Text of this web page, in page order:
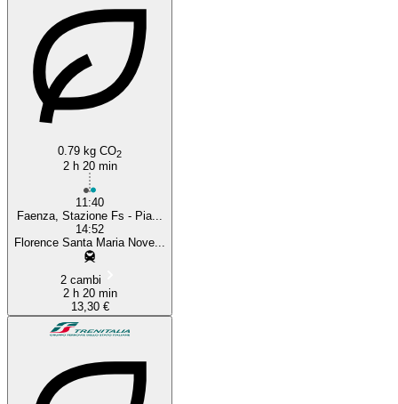
0.79 kg CO2
2 h 20 min
11:40
Faenza, Stazione Fs - Pia...
14:52
Florence Santa Maria Nove...
2 cambi
2 h 20 min
13,30 €